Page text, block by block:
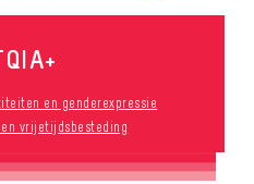
en genderexpressie
vrijetijdsbesteding